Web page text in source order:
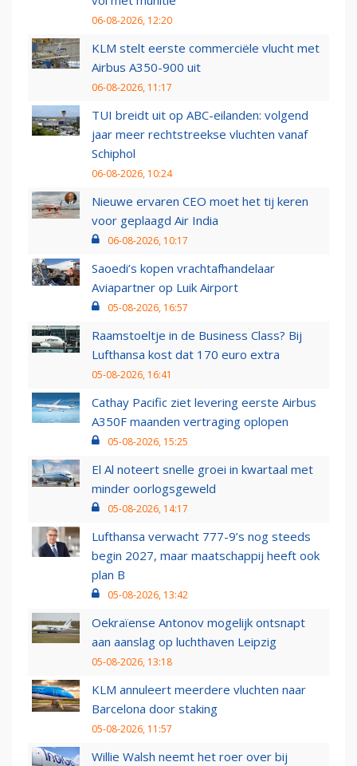
06-08-2026, 12:20
KLM stelt eerste commerciële vlucht met
Airbus A350-900 uit
06-08-2026, 11:17
TUI breidt uit op ABC-eilanden: volgend
jaar meer rechtstreekse vluchten vanaf
Schiphol
06-08-2026, 10:24
Nieuwe ervaren CEO moet het tij keren
voor geplaagd Air India
06-08-2026, 10:17
Saoedi’s kopen vrachtafhandelaar
Aviapartner op Luik Airport
05-08-2026, 16:57
Raamstoeltje in de Business Class? Bij
Lufthansa kost dat 170 euro extra
05-08-2026, 16:41
Cathay Pacific ziet levering eerste Airbus
A350F maanden vertraging oplopen
05-08-2026, 15:25
El Al noteert snelle groei in kwartaal met
minder oorlogsgeweld
05-08-2026, 14:17
Lufthansa verwacht 777-9’s nog steeds
begin 2027, maar maatschappij heeft ook
plan B
05-08-2026, 13:42
Oekraïense Antonov mogelijk ontsnapt
aan aanslag op luchthaven Leipzig
05-08-2026, 13:18
KLM annuleert meerdere vluchten naar
Barcelona door staking
05-08-2026, 11:57
Willie Walsh neemt het roer over bij